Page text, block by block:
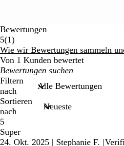
Bewertungen
5(11
Bewertungen
)
Wie wir Bewertungen sammeln
Von 1 Kunden bewertet
Meine
Sucheingaben
Filtern
nach
Sortieren
nach
5
Super
24. Okt. 2025 | Stephanie F. |